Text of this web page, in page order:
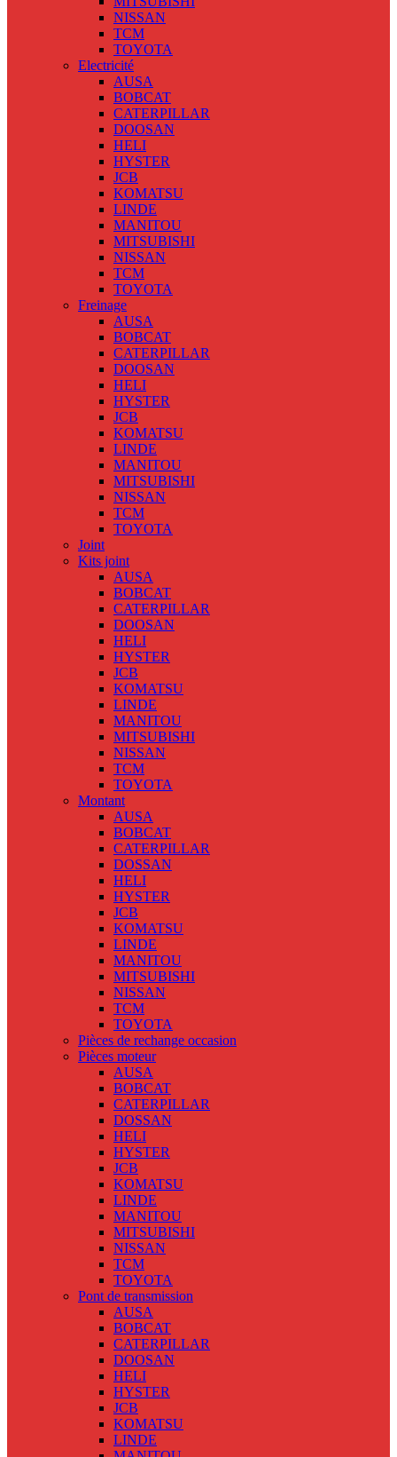
NISSAN
TCM
TOYOTA
Electricité
AUSA
BOBCAT
CATERPILLAR
DOOSAN
HELI
HYSTER
JCB
KOMATSU
LINDE
MANITOU
MITSUBISHI
NISSAN
TCM
TOYOTA
Freinage
AUSA
BOBCAT
CATERPILLAR
DOOSAN
HELI
HYSTER
JCB
KOMATSU
LINDE
MANITOU
MITSUBISHI
NISSAN
TCM
TOYOTA
Joint
Kits joint
AUSA
BOBCAT
CATERPILLAR
DOOSAN
HELI
HYSTER
JCB
KOMATSU
LINDE
MANITOU
MITSUBISHI
NISSAN
TCM
TOYOTA
Montant
AUSA
BOBCAT
CATERPILLAR
DOSSAN
HELI
HYSTER
JCB
KOMATSU
LINDE
MANITOU
MITSUBISHI
NISSAN
TCM
TOYOTA
Pièces de rechange occasion
Pièces moteur
AUSA
BOBCAT
CATERPILLAR
DOSSAN
HELI
HYSTER
JCB
KOMATSU
LINDE
MANITOU
MITSUBISHI
NISSAN
TCM
TOYOTA
Pont de transmission
AUSA
BOBCAT
CATERPILLAR
DOOSAN
HELI
HYSTER
JCB
KOMATSU
LINDE